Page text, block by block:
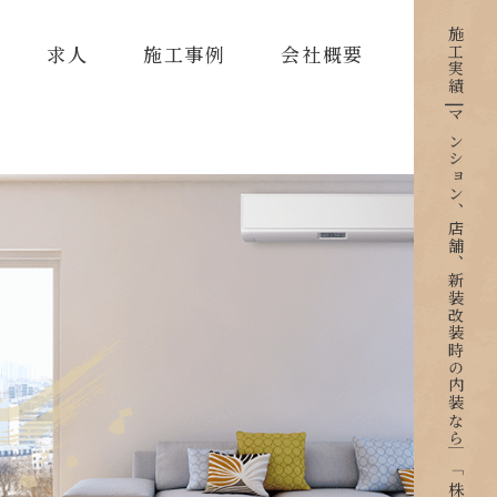
求人 施工事例 会社概要 施工実績 | マンション、店舗、新装改装時の内装なら｜「株式会社 K-style」